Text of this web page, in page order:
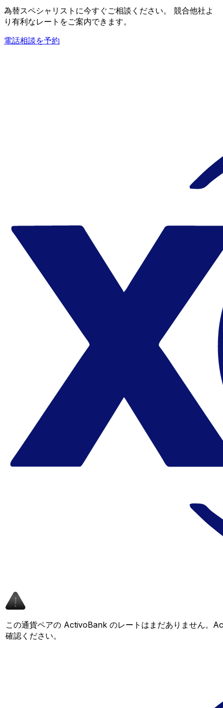
為替スペシャリストに今すぐご相談ください。 競合他社よ
り有利なレートをご案内できます。
電話相談を予約
この通貨ペアの ActivoBank のレートはまだありません。
確認ください。